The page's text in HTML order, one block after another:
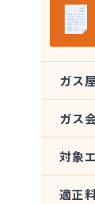
ガス
ガス
対象
適正